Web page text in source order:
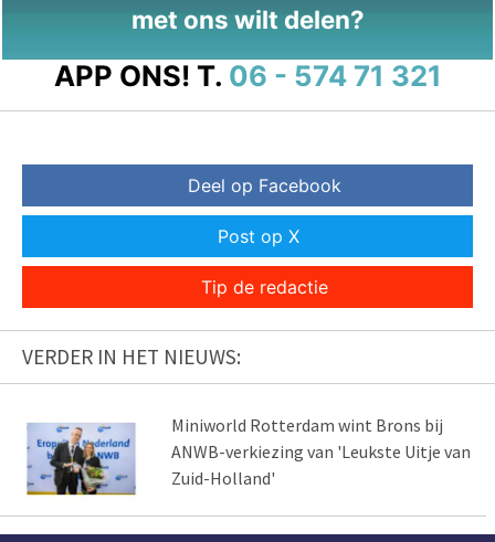
met ons wilt delen?
APP ONS! T. 06 - 574 71 321
Deel op Facebook
Post op X
Tip de redactie
VERDER IN HET NIEUWS:
Miniworld Rotterdam wint Brons bij
ANWB-verkiezing van 'Leukste Uitje van
Zuid-Holland'